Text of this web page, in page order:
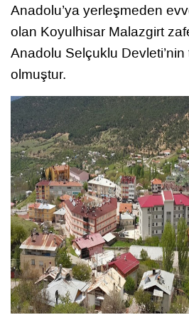
Anadolu’ya yerleşmeden
olan Koyulhisar Malazgirt
Anadolu Selçuklu Devleti’nin
olmuştur.